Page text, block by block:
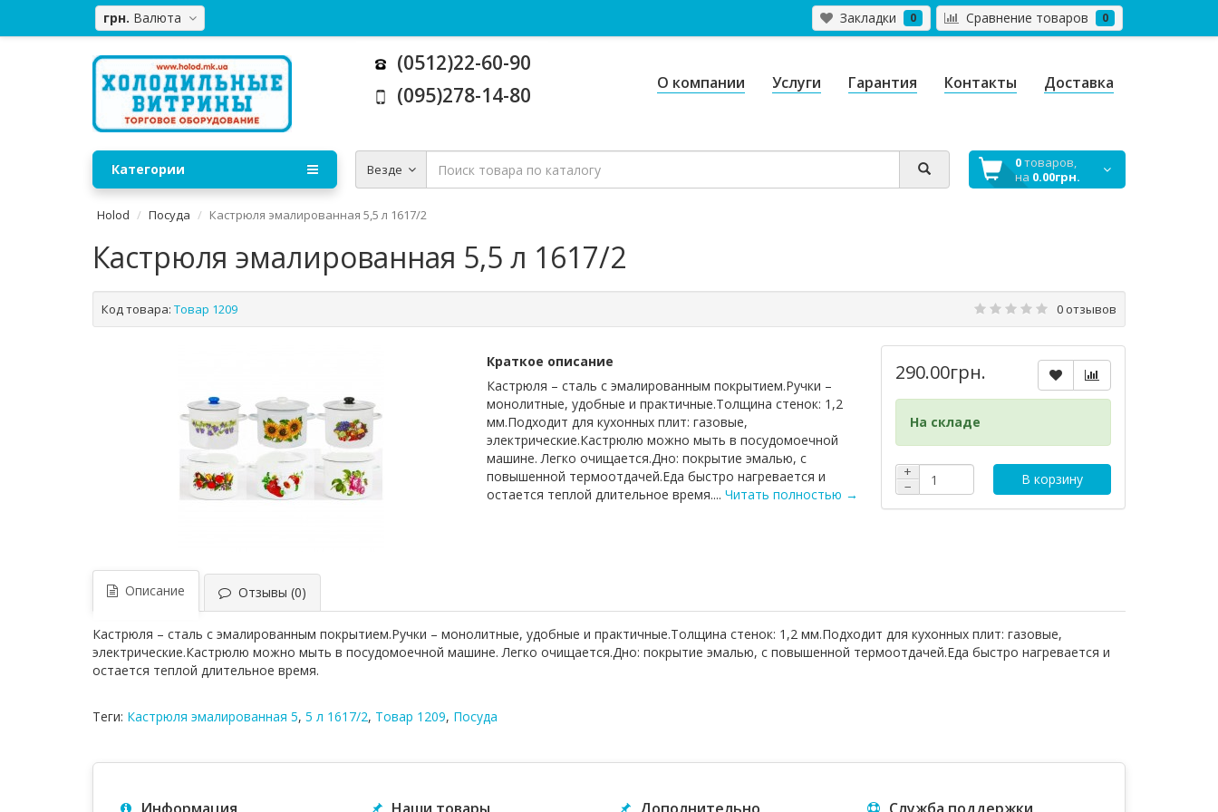
грн. Валюта Закладки 0 Сравнение товаров 0
(0512)22-60-90
(095)278-14-80
О компании Услуги Гарантия Контакты Доставка
Везде 0товаров,
на 0.00грн.
Категории
Holod Посуда Кастрюля эмалированная 5,5 л 1617/2
Кастрюля эмалированная 5,5 л 1617/2
Код товара: Товар 1209 0 отзывов
Краткое описание
Кастрюля – сталь с эмалированным покрытием.Ручки –
монолитные, удобные и практичные.Толщина стенок: 1,2
мм.Подходит для кухонных плит: газовые,
электрические.Кастрюлю можно мыть в посудомоечной
машине. Легко очищается.Дно: покрытие эмалью, с
повышенной термоотдачей.Еда быстро нагревается и
остается теплой длительное время.... Читать полностью →
290.00грн.
На складе
+
−
В корзину
Описание Отзывы (0)
Кастрюля – сталь с эмалированным покрытием.Ручки – монолитные, удобные и практичные.Толщина стенок: 1,2 мм.Подходит для кухонных плит: газовые,
электрические.Кастрюлю можно мыть в посудомоечной машине. Легко очищается.Дно: покрытие эмалью, с повышенной термоотдачей.Еда быстро нагревается и
остается теплой длительное время.
Теги: Кастрюля эмалированная 5, 5 л 1617/2, Товар 1209, Посуда